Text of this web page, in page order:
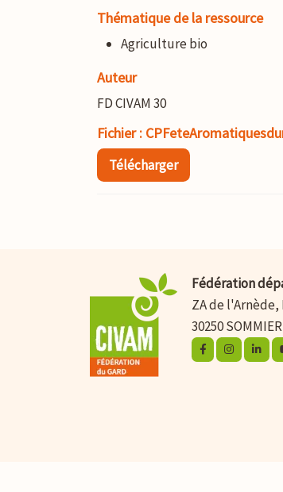
Thématique de la ressource
Agriculture bio
Auteur
FD CIVAM 30
Fichier :
Télécharger
Fédération
ZA de l'Arnède,
30250